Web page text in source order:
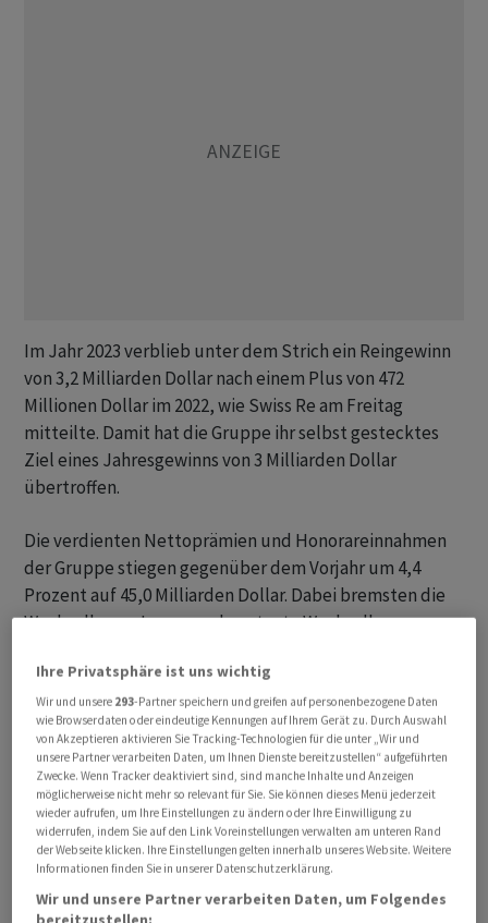
Im Jahr 2023 verblieb unter dem Strich ein Reingewinn
von 3,2 Milliarden Dollar nach einem Plus von 472
Millionen Dollar im 2022, wie Swiss Re am Freitag
mitteilte. Damit hat die Gruppe ihr selbst gestecktes
Ziel eines Jahresgewinns von 3 Milliarden Dollar
übertroffen.
Die verdienten Nettoprämien und Honorareinnahmen
der Gruppe stiegen gegenüber dem Vorjahr um 4,4
Prozent auf 45,0 Milliarden Dollar. Dabei bremsten die
Wechselkurse: Lege man konstante Wechselkurse
schrieb Swiss Re.
Mehr Dividende
Die Aktionäre sollen von der Gewinnsteigerung über
eine um 40 Cent erhöhte Dividende von 6,80 Dollar
profitieren. Die Basis dazu liefert die weiterhin sehr
robuste Kapitalausstattung. Die Quote zum Schweizer
Solvenztest (SST) lag laut Swiss Re zu Beginn des
Jahres 2024 mit geschätzten 300 Prozent über der
Ihre Privatsphäre ist uns wichtig
Wir und unsere 293-Partner speichern und greifen auf personenbezogene Daten
wie Browserdaten oder eindeutige Kennungen auf Ihrem Gerät zu. Durch Auswahl
von Akzeptieren aktivieren Sie Tracking-Technologien für die unter „Wir und
unsere Partner verarbeiten Daten, um Ihnen Dienste bereitzustellen“ aufgeführten
Zwecke. Wenn Tracker deaktiviert sind, sind manche Inhalte und Anzeigen
möglicherweise nicht mehr so relevant für Sie. Sie können dieses Menü jederzeit
wieder aufrufen, um Ihre Einstellungen zu ändern oder Ihre Einwilligung zu
widerrufen, indem Sie auf den Link Voreinstellungen verwalten am unteren Rand
der Webseite klicken. Ihre Einstellungen gelten innerhalb unseres Website. Weitere
Informationen finden Sie in unserer Datenschutzerklärung.
Wir und unsere Partner verarbeiten Daten, um Folgendes